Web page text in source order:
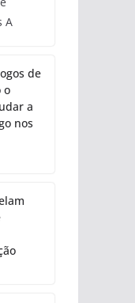
A
de
o
a
nos